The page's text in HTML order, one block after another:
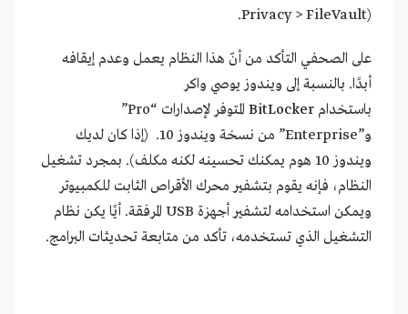
Privacy > FileVault).
على الصحفي التأكد من أنّ هذا النظام يعمل وعدم إيقافه
أبدًا. بالنسبة إلى ويندوز يوصي واكر
باستخدام BitLocker
المتوفر لإصدارات “Pro”
و”Enterprise” من نسخة ويندوز 10. (إذا كان لديك
ويندوز 10 هوم يمكنك تحسينه لكنه مكلف). بمجرد تشغيل
النظام، فإنه يقوم بتشفير محرك الأقراص الثابت للكمبيوتر
ويمكن استخدامه لتشفير أجهزة USB المرفقة. أيًا يكن نظام
التشغيل الذي تستخدمه، تأكد من متابعة تحديثات البرامج.